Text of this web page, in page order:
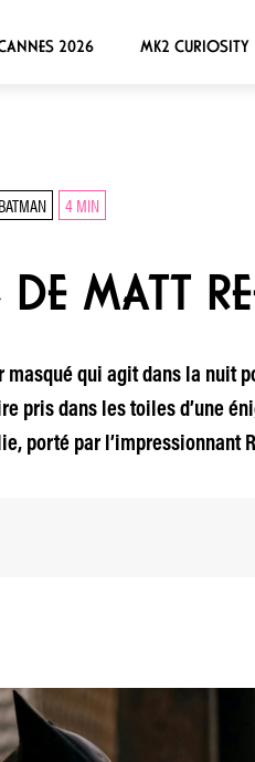
2026 MK2 CURIOSITY
4 MIN
MATT
masqué qui agit dans la nuit
pris dans les toiles d’une
porté par l’impressionnant